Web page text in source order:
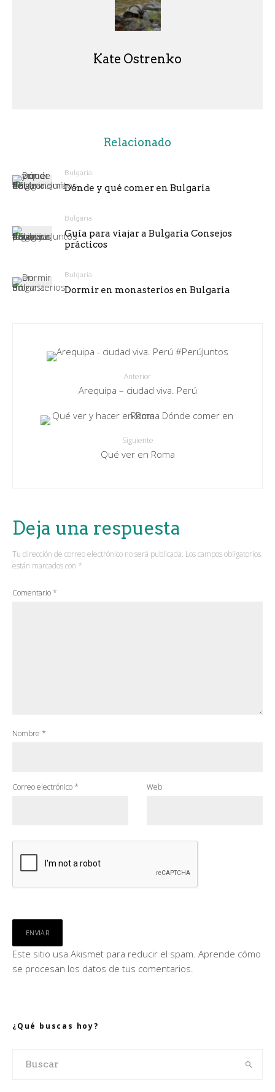
Kate Ostrenko
Relacionado
Bulgaria
Dónde y qué comer en Bulgaria
Bulgaria
Guía para viajar a Bulgaria Consejos
prácticos
Bulgaria
Dormir en monasterios en Bulgaria
Anterior
Arequipa – ciudad viva. Perú
Siguiente
Qué ver en Roma
Deja una respuesta
Tu dirección de correo electrónico no será publicada. Los campos obligatorios
están marcados con *
Comentario *
Nombre *
Correo electrónico * Web
Este sitio usa Akismet para reducir el spam. Aprende cómo
se procesan los datos de tus comentarios.
¿Qué buscas hoy?